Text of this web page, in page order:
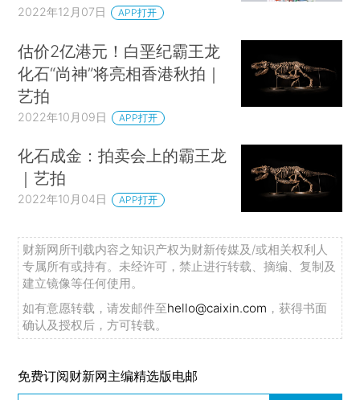
2022年12月07日 APP打开
估价2亿港元！白垩纪霸王龙
化石“尚神”将亮相香港秋拍｜
艺拍
2022年10月09日 APP打开
化石成金：拍卖会上的霸王龙
｜艺拍
2022年10月04日 APP打开
财新网所刊载内容之知识产权为财新传媒及/或相关权利人
专属所有或持有。未经许可，禁止进行转载、摘编、复制及
建立镜像等任何使用。
如有意愿转载，请发邮件至hello@caixin.com ，获得书面
确认及授权后，方可转载。
免费订阅财新网主编精选版电邮